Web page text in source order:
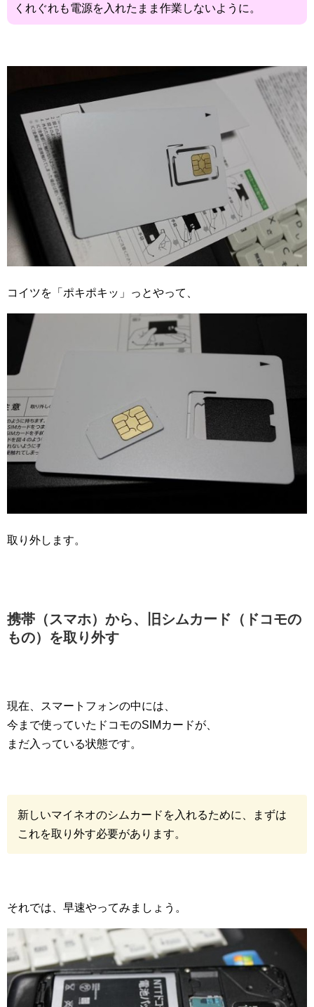
くれぐれも電源を入れたまま作業しないように。
コイツを「ポキポキッ」っとやって、
取り外します。
携帯（スマホ）から、旧シムカード（ドコモの
もの）を取り外す
現在、スマートフォンの中には、
今まで使っていたドコモのSIMカードが、
まだ入っている状態です。
新しいマイネオのシムカードを入れるために、まずは
これを取り外す必要があります。
それでは、早速やってみましょう。